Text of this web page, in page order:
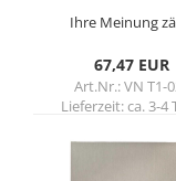
Ihre Meinung
67,47 EUR
Art.Nr.: VN T1-
Lieferzeit:ca. 3-4